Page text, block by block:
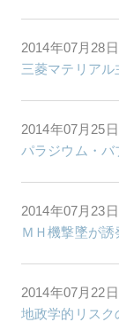
2014年07月28日
三菱マテリア
2014年07月25日
パラジウム・バ
2014年07月23日
ＭＨ機撃墜が
2014年07月22日
地政学的リスク